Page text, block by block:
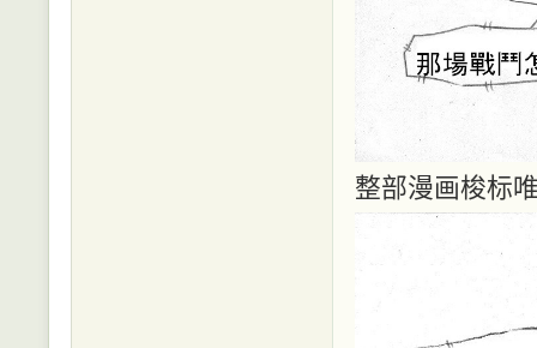
整部漫画梭标